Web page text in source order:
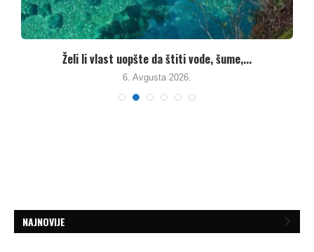
Želi li vlast uopšte da štiti vode, šume,...
6. Avgusta 2026.
NAJNOVIJE